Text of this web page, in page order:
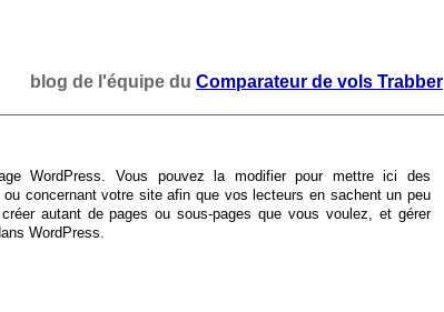
blog de l'équipe du Comparateur de vols Trabber
WordPress. Vous pouvez la modifier pour mettre ici des
concernant votre site afin que vos lecteurs en sachent un peu
autant de pages ou sous-pages que vous voulez, et gérer
WordPress.